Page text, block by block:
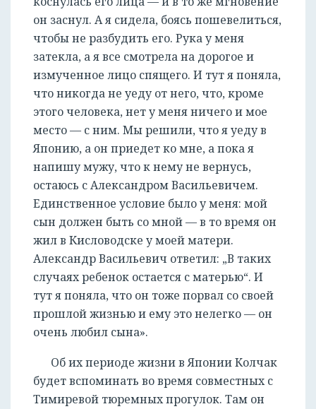
он заснул. А я сидела, боясь пошевелиться,
чтобы не разбудить его. Рука у меня
затекла, а я все смотрела на дорогое и
измученное лицо спящего. И тут я поняла,
что никогда не уеду от него, что, кроме
этого человека, нет у меня ничего и мое
место — с ним. Мы решили, что я уеду в
Японию, а он приедет ко мне, а пока я
напишу мужу, что к нему не вернусь,
остаюсь с Александром Васильевичем.
Единственное условие было у меня: мой
сын должен быть со мной — в то время он
жил в Кисловодске у моей матери.
Александр Васильевич ответил: „В таких
случаях ребенок остается с матерью“. И
тут я поняла, что он тоже порвал со своей
прошлой жизнью и ему это нелегко — он
очень любил сына».
Об их периоде жизни в Японии Колчак
будет вспоминать во время совместных с
Тимиревой тюремных прогулок. Там он
РЕГИСТРАЦИЯ